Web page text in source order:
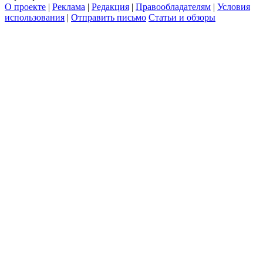
О проекте | Реклама | Редакция | Правообладателям | Условия
использования | Отправить письмо Статьи и обзоры